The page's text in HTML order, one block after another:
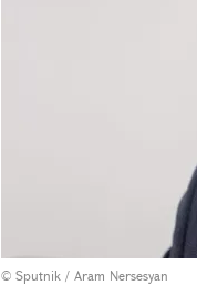
© Sputnik / Aram Nersesyan